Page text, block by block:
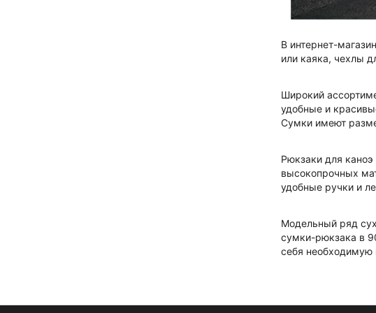
В интернет-
или каяка, чехлы
Широкий
удобные и
Сумки имеют
Рюкзаки для
высокопрочных
удобные ручки и
Модельный ряд
сумки-рюкзака в
себя